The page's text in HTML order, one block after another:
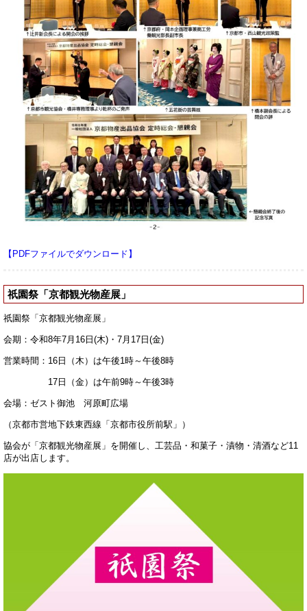
【PDFファイルでダウンロード】
祇園祭「京都観光物産展」
祇園祭「京都観光物産展」
会期：令和8年7月16日(木)・7月17日(金)
営業時間：16日（木）は午後1時～午後8時
17日（金）は午前9時～午後3時
会場：ゼスト御池 河原町広場
（京都市営地下鉄東西線「京都市役所前駅」）
協会が「京都観光物産展」を開催し、工芸品・和菓子・漬物・清酒など11
店が出店します。